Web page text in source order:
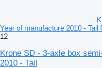
Year of manufacture 2010 - Tail
12
Krone SD - 3-axle box
2010 - Tail